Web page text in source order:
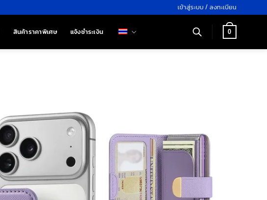
เข้าสู่ระบบ / ลงทะเบียน
สินค้าราคาพิเศษ แจ้งชำระเงิน 0